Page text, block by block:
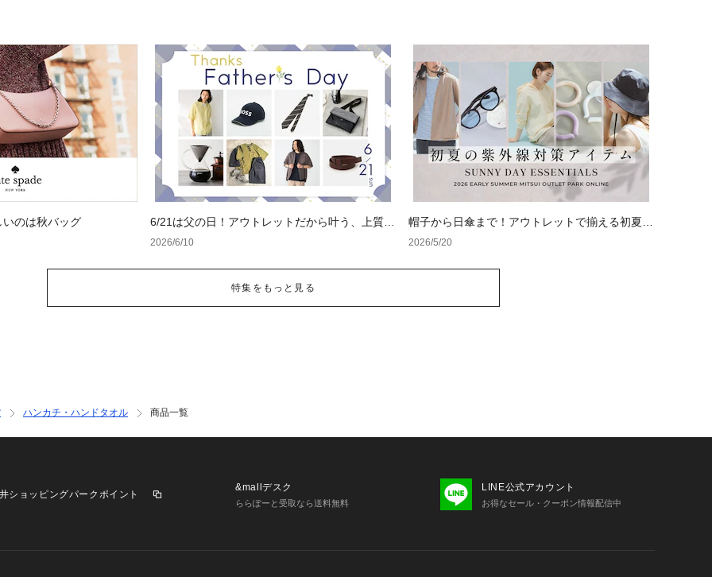
のは秋バッグ
6/21は父の日！アウトレットだから叶う、上質ギ
フト特集
2026/6/10
帽子から日傘まで！アウトレットで揃える初夏の
紫外線対策アイテム
2026/5/20
特集をもっと見る
ハンカチ・ハンドタオル 商品一覧
ショッピングパークポイント
&mallデスク
ららぽーと受取なら送料無料
LINE公式アカウント
お得なセール・クーポン情報配信中